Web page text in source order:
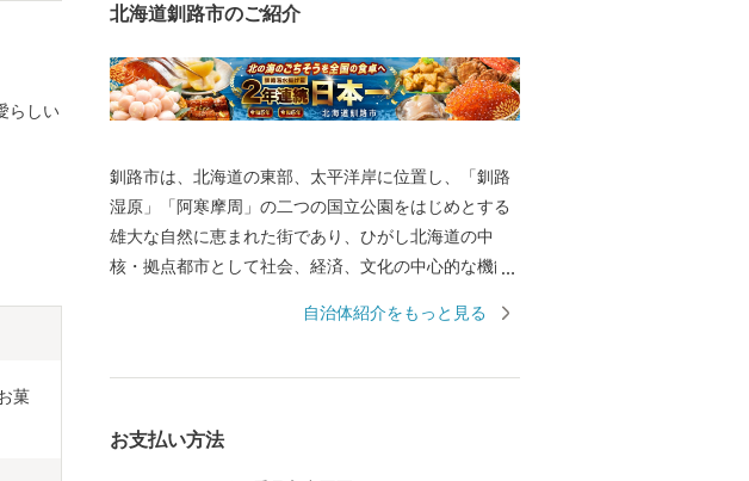
らしい
菓
北海道釧路市のご紹介
釧路市は、北海道の東部、太平洋岸に位置し、「釧路
湿原」「阿寒摩周」の二つの国立公園をはじめとする
雄大な自然に恵まれた街であり、ひがし北海道の中
核・拠点都市として社会、経済、文化の中心的な機能
豊富な森林資源を有する林業、そして国内有数の水揚
全や環境調和型の循環社会実現への取り組みを進めて
自治体紹介をもっと見る
お支払い方法